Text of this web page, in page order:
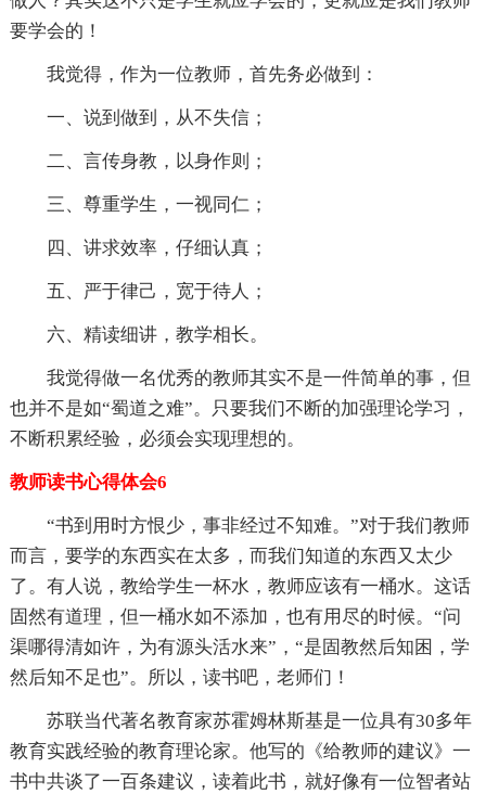
要学会的！
我觉得，作为一位教师，首先务必做到：
一、说到做到，从不失信；
二、言传身教，以身作则；
三、尊重学生，一视同仁；
四、讲求效率，仔细认真；
五、严于律己，宽于待人；
六、精读细讲，教学相长。
我觉得做一名优秀的教师其实不是一件简单的事，但
也并不是如“蜀道之难”。只要我们不断的加强理论学习，
不断积累经验，必须会实现理想的。
教师读书心得体会6
“书到用时方恨少，事非经过不知难。”对于我们教师
而言，要学的东西实在太多，而我们知道的东西又太少
了。有人说，教给学生一杯水，教师应该有一桶水。这话
固然有道理，但一桶水如不添加，也有用尽的时候。“问
渠哪得清如许，为有源头活水来”，“是固教然后知困，学
然后知不足也”。所以，读书吧，老师们！
苏联当代著名教育家苏霍姆林斯基是一位具有30多年
教育实践经验的教育理论家。他写的《给教师的建议》一
书中共谈了一百条建议，读着此书，就好像有一位智者站